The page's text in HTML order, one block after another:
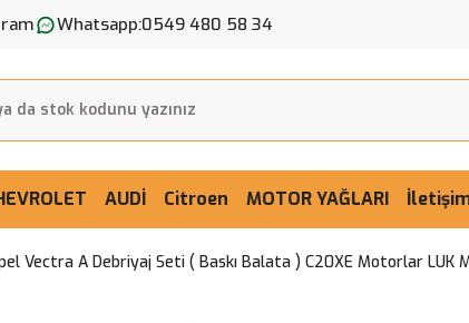
Whatsapp:0549 480 58 34
AUDİ Citroen MOTOR YAĞLARI
Vectra A Debriyaj Seti ( Baskı Balata ) C20XE Motorlar LUK